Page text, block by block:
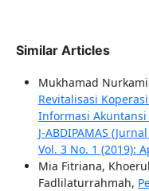
Similar Articles
Mukhamad
Revitalisasi
Informasi Akuntansi
J-ABDIPAMAS
Vol. 3 No. 1 (2019):
Mia Fitriana,
Fadlilaturrahmah,